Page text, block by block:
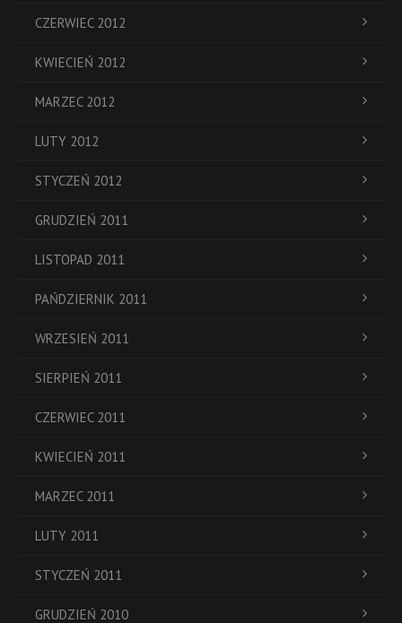
CZERWIEC 2012
KWIECIEŃ 2012
MARZEC 2012
LUTY 2012
STYCZEŃ 2012
GRUDZIEŃ 2011
LISTOPAD 2011
PAŃDZIERNIK 2011
WRZESIEŃ 2011
SIERPIEŃ 2011
CZERWIEC 2011
KWIECIEŃ 2011
MARZEC 2011
LUTY 2011
STYCZEŃ 2011
GRUDZIEŃ 2010